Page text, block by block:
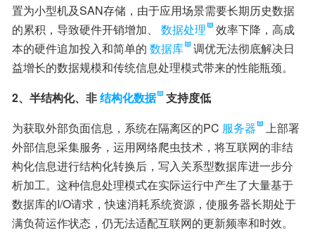
置为小型机及SAN存储，由于应用场景需要长期历史数据
的累积，导致硬件开销增加、
数据处理
效率下降，高成
本的硬件追加投入和简单的 数据库
调优无法彻底解决日
益增长的数据规模和传统信息处理模式带来的性能瓶颈。
2、半结构化、非结构化数据
支持度低
为获取外部负面信息，系统在隔离区的PC 服务器
上部署
外部信息采集服务，运用网络爬虫技术，将互联网的非结
构化信息进行结构化转换后，写入关系型数据库进一步分
析加工。这种信息处理模式在实际运行中产生了大量基于
数据库的I/O请求，快速消耗系统资源，使服务器长期处于
满负荷运作状态，仍无法适配互联网的更新频率和时效。